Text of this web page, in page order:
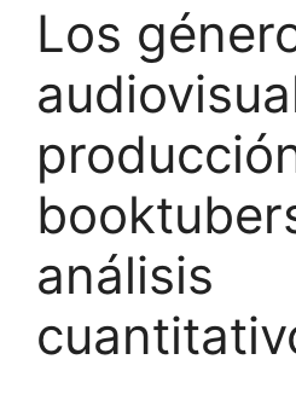
Los
análisis